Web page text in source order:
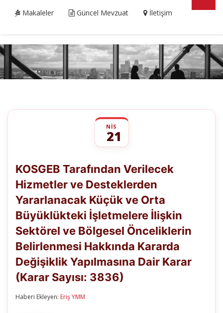
Makaleler Güncel Mevzuat İletişim
NIS
21
Verilecek
Hizmetler
ve
Yararlanacak
Küçük
ve
Orta
Büyüklükteki
İşletmelere
İlişkin
Sektörel
Bölgesel
KOSGEB Tarafından Verilecek
Hizmetler ve Desteklerden
Yararlanacak Küçük ve Orta
Büyüklükteki İşletmelere İlişkin
Sektörel ve Bölgesel Önceliklerin
Belirlenmesi Hakkında Kararda
Değişiklik Yapılmasına Dair Karar
(Karar Sayısı: 3836)
Haberi Ekleyen: Eriş YMM